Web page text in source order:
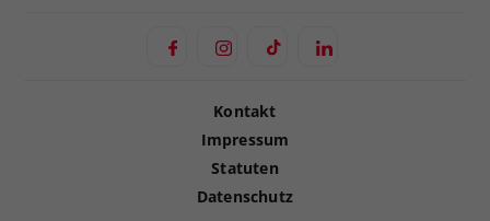
Kontakt
Impressum
Statuten
Datenschutz